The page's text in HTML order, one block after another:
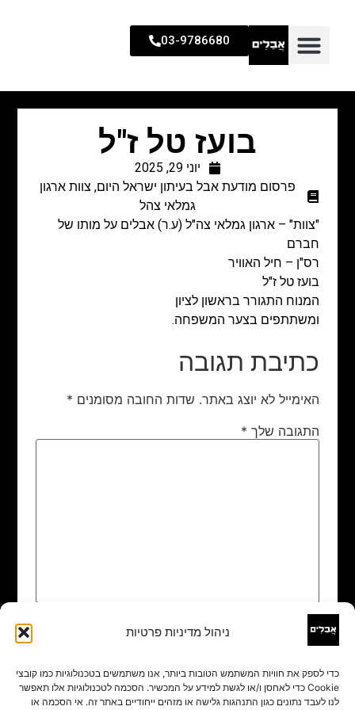
ניהול מדיניות פרטיות
כדי לספק את חוויות המשתמש הטובות ביותר, אנו משתמשים בטכנולוגיות כמו קובצי
Cookie כדי לאחסן ו/או לגשת למידע על המכשיר. הסכמה לטכנולוגיות אלו תאפשר
לנו לעבד נתונים כגון התנהגות גלישה או מזהים ייחודיים באתר זה. אי הסכמה או
03-9786680
בועז טל ז"ל
יוני 29, 2025
פרסום מודעת אבל בעיתון ישראל היום, צוות ארגון
גמלאי צהל
"צוות" – ארגון גמלאי צה"ל (ע.ר) אבלים על מותו של
חברם
רס"ן – חיל האוויר
בועז טל ז"ל
המנוח התגורר בראשון לציון
ומשתתפים בצער המשפחה.
כתיבת תגובה
האימייל לא יוצג באתר. שדות החובה מסומנים *
התגובה שלך *
שם
אימייל*